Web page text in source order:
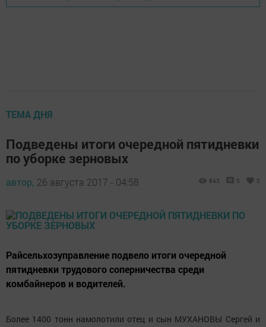
ТЕМА ДНЯ
Подведены итоги очередной пятидневки
по уборке зерновых
автор, 26 августа 2017 - 04:58 843 0 0
Райсельхозуправление подвело итоги очередной
пятидневки трудового соперничества среди
комбайнеров и водителей.
Более 1400 тонн намолотили отец и сын МУХАНОВЫ Сергей и